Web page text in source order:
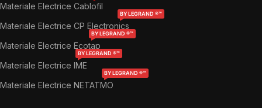
Materiale Electrice Cablofil
Materiale Electrice CP Electronics
BY LEGRAND ®™
Materiale Electrice Ecotap
BY LEGRAND ®™
Materiale Electrice IME
BY LEGRAND ®™
Materiale Electrice NETATMO
BY LEGRAND ®™